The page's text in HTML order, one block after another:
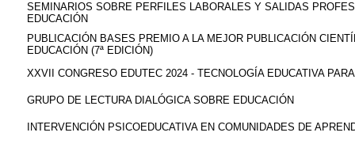
SEMINARIOS SOBRE PERFILES LABORALES Y SALIDAS
EDUCACIÓN
PUBLICACIÓN BASES PREMIO A LA MEJOR PUBLICACIÓN
EDUCACIÓN (7ª EDICIÓN)
XXVII CONGRESO EDUTEC 2024 - TECNOLOGÍA EDUCATIVA
GRUPO DE LECTURA DIALÓGICA SOBRE EDUCACIÓN
INTERVENCIÓN PSICOEDUCATIVA EN COMUNIDADES DE